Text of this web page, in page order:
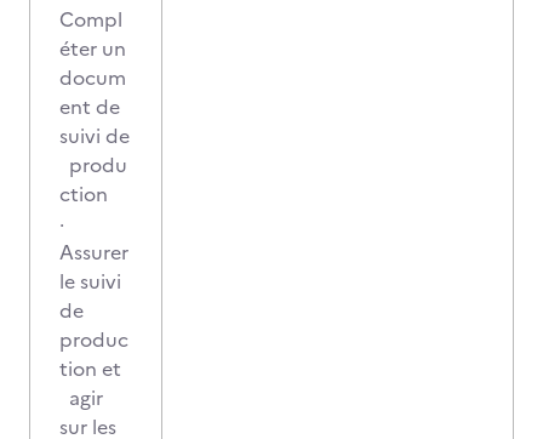
Compl
éter un
docum
ent de
suivi de
produ
ction
·
Assurer
le suivi
de
produc
tion et
agir
sur les